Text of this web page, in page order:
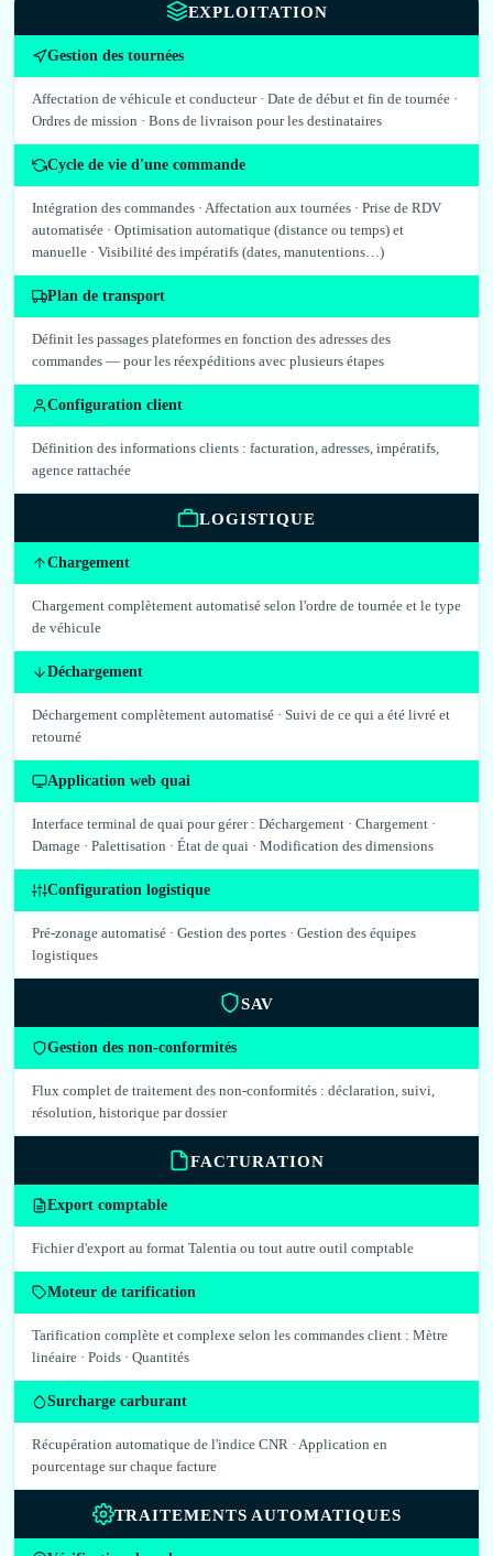
EXPLOITATION
Gestion des tournées
Affectation de véhicule et conducteur · Date de début et fin de tournée ·
Ordres de mission · Bons de livraison pour les destinataires
Cycle de vie d'une commande
Intégration des commandes · Affectation aux tournées · Prise de RDV
automatisée · Optimisation automatique (distance ou temps) et
manuelle · Visibilité des impératifs (dates, manutentions…)
Plan de transport
Définit les passages plateformes en fonction des adresses des
commandes — pour les réexpéditions avec plusieurs étapes
Configuration client
Définition des informations clients : facturation, adresses, impératifs,
agence rattachée
LOGISTIQUE
Chargement
Chargement complètement automatisé selon l'ordre de tournée et le type
de véhicule
Déchargement
Déchargement complètement automatisé · Suivi de ce qui a été livré et
retourné
Application web quai
Interface terminal de quai pour gérer : Déchargement · Chargement ·
Damage · Palettisation · État de quai · Modification des dimensions
Configuration logistique
Pré-zonage automatisé · Gestion des portes · Gestion des équipes
logistiques
SAV
Gestion des non-conformités
Flux complet de traitement des non-conformités : déclaration, suivi,
résolution, historique par dossier
FACTURATION
Export comptable
Fichier d'export au format Talentia ou tout autre outil comptable
Moteur de tarification
Tarification complète et complexe selon les commandes client : Mètre
linéaire · Poids · Quantités
Surcharge carburant
Récupération automatique de l'indice CNR · Application en
pourcentage sur chaque facture
TRAITEMENTS AUTOMATIQUES